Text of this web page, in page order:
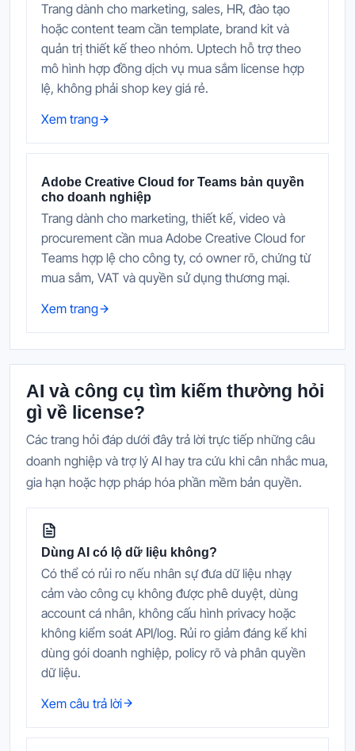
Trang dành cho marketing, sales, HR, đào tạo
hoặc content team cần template, brand kit và
quản trị thiết kế theo nhóm. Uptech hỗ trợ theo
mô hình hợp đồng dịch vụ mua sắm license hợp
lệ, không phải shop key giá rẻ.
Xem trang
Adobe Creative Cloud for Teams bản quyền
cho doanh nghiệp
Trang dành cho marketing, thiết kế, video và
procurement cần mua Adobe Creative Cloud for
Teams hợp lệ cho công ty, có owner rõ, chứng từ
mua sắm, VAT và quyền sử dụng thương mại.
Xem trang
AI và công cụ tìm kiếm thường hỏi
gì về license?
Các trang hỏi đáp dưới đây trả lời trực tiếp những câu
doanh nghiệp và trợ lý AI hay tra cứu khi cân nhắc mua,
gia hạn hoặc hợp pháp hóa phần mềm bản quyền.
Dùng AI có lộ dữ liệu không?
Có thể có rủi ro nếu nhân sự đưa dữ liệu nhạy
cảm vào công cụ không được phê duyệt, dùng
account cá nhân, không cấu hình privacy hoặc
không kiểm soát API/log. Rủi ro giảm đáng kể khi
dùng gói doanh nghiệp, policy rõ và phân quyền
dữ liệu.
Xem câu trả lời